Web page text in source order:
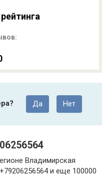
Да Нет
Владимирская
и еще 100000